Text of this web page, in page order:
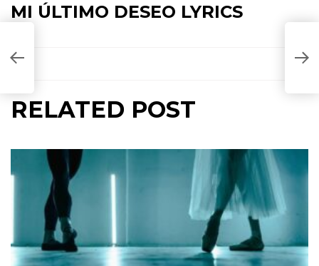
MI ÚLTIMO DESEO LYRICS
RELATED POST